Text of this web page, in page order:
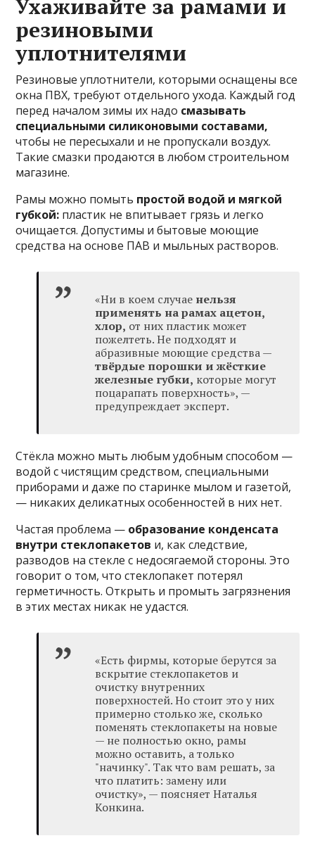
Ухаживайте за рамами и
резиновыми
уплотнителями
Резиновые уплотнители, которыми оснащены все
окна ПВХ, требуют отдельного ухода. Каждый год
перед началом зимы их надо смазывать
специальными силиконовыми составами,
чтобы не пересыхали и не пропускали воздух.
Такие смазки продаются в любом строительном
магазине.
Рамы можно помыть простой водой и мягкой
губкой: пластик не впитывает грязь и легко
очищается. Допустимы и бытовые моющие
средства на основе ПАВ и мыльных растворов.
«Ни в коем случае нельзя
применять на рамах ацетон,
хлор, от них пластик может
пожелтеть. Не подходят и
абразивные моющие средства —
твёрдые порошки и жёсткие
железные губки, которые могут
поцарапать поверхность», —
предупреждает эксперт.
Стёкла можно мыть любым удобным способом —
водой с чистящим средством, специальными
приборами и даже по старинке мылом и газетой,
— никаких деликатных особенностей в них нет.
Частая проблема — образование конденсата
внутри стеклопакетов и, как следствие,
разводов на стекле с недосягаемой стороны. Это
говорит о том, что стеклопакет потерял
герметичность. Открыть и промыть загрязнения
в этих местах никак не удастся.
«Есть фирмы, которые берутся за
вскрытие стеклопакетов и
очистку внутренних
поверхностей. Но стоит это у них
примерно столько же, сколько
поменять стеклопакеты на новые
— не полностью окно, рамы
можно оставить, а только
"начинку". Так что вам решать, за
что платить: замену или
очистку», — поясняет Наталья
Конкина.